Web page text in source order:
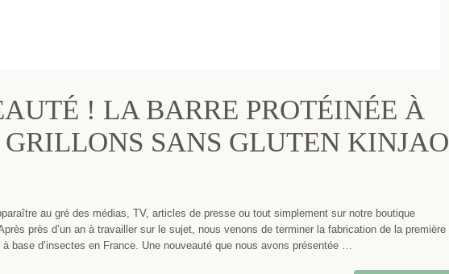
! LA BARRE PROTÉINÉE À
SANS GLUTEN KINJAO
au gré des médias, TV, articles de presse ou tout simplement sur notre boutique
près d’un an à travailler sur le sujet, nous venons de terminer la fabrication de la première
base d’insectes en France. Une nouveauté que nous avons présentée …